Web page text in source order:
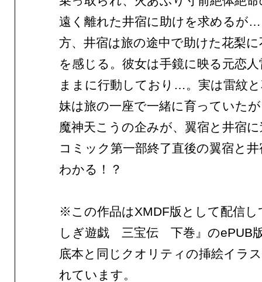
遠く離れた井宿に助けを求める
方、井宿は旅の途中で助けた花梨
を感じる。彼女は手鏡に映る元恋
ままに行動しており…。実は雷紋
妹は旅の一座で一緒に育っていた
魔神天こうの企みが、翼宿と井宿
コミック第一部終了直後の翼宿と
わかる！？
※この作品はXMDF版として配信し
しぎ遊戯 三宝伝 下巻』のePUB
底本と同じクオリティの挿絵イラ
れています。